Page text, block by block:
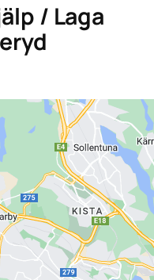
/ Laga